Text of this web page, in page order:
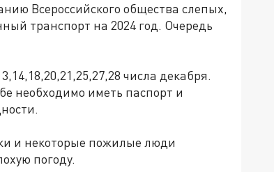
Всероссийского общества слепых,
транспорт на 2024 год. Очередь
числа декабря.
необходимо иметь паспорт и
и некоторые пожилые люди
погоду.